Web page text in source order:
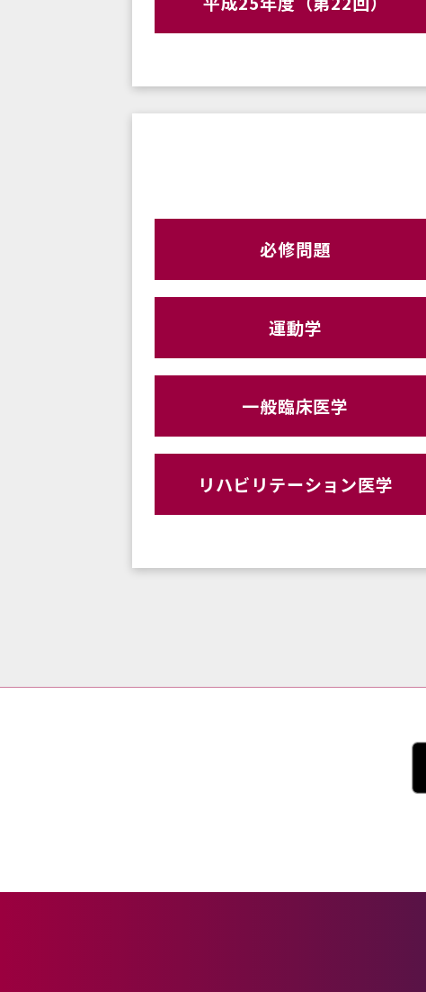
必修問題
運動学
一般臨床医学
リハビリテーション医学